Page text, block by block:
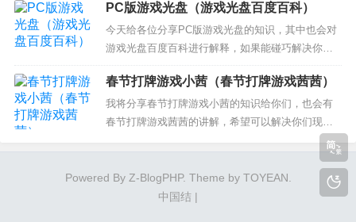
喔。 本文目录一览： 1、地下城堡3第一书库怎么打
2、地下城堡3魔晶附着的遗迹怎么过 3、地下城堡3
魂之诗加尔文怎么过 4、地下城堡3第一书库怎么
过...
PC版游戏光盘（游戏光盘百度百科）
今天给各位分享PC版游戏光盘的知识，其中也会对
游戏光盘百度百科进行解释，如果能碰巧解决你现
在面临的问题，别忘了关注本站，现在开始吧！ 本
文目录一览： 1、PC版单机游戏光盘每次玩都要装
碟吗？ 2、关于游戏PC正版光盘的一些疑问 求指点
~谢谢~ 3、游戏光盘怎么放在电脑上玩？ PC版单机
春节打牌游戏小茜（春节打牌游戏茜茜）
我将分享春节打牌游戏小茜的知识给你们，也会有
春节打牌游戏茜茜的讲解，希望可以解决你们现在
的问题！ 本文目录一览： 1、春节游戏——打扑克
的乐趣 2、春节聚会的小游戏 3、最适合春节玩的几
个家庭小游戏 春节游戏——打扑克的乐趣 春节必备
游戏——扑克和麻将！ 初一，妈妈，哥哥，嫂子和
Powered By Z-BlogPHP. Theme by TOYEAN
中国结 |